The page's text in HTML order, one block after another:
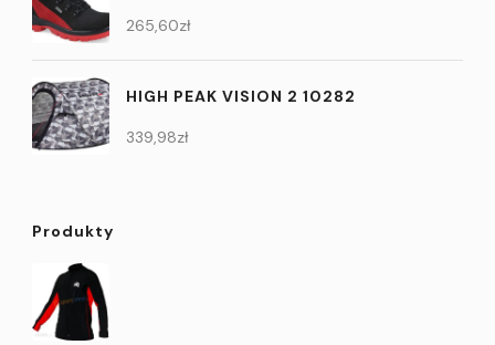
265,60zł
HIGH PEAK VISION 2 10282
339,98zł
Produkty